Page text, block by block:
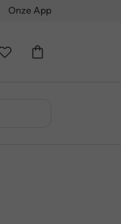
Onze App